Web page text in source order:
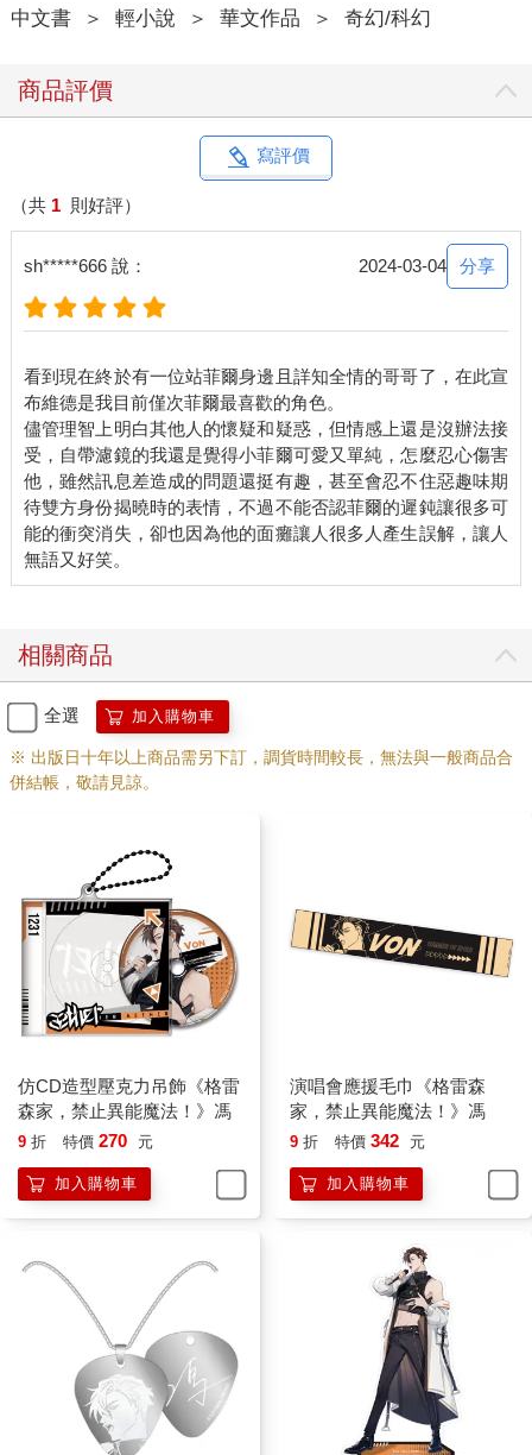
因此看到奧爾瑟亞痛苦的模樣，柏莎頓時急了。她一手扶著對
莎的拉扯下化成一條軟鞭，靈活地甩向身前的維德！
柏莎這一擊又快又準，完全沒有傷及站在二人之間的菲爾，軟鞭
作為體能弱雞，菲爾甚至看不清柏莎的動作，只見身邊閃過一道
伴隨破空之聲的殘影，直至維德閃避後他才反應過來，焦急地揮
手阻止：「你們別打了！」
可柏莎擔心奧爾瑟亞的狀況，在場人之中，會對她出手的就只有
維德了。柏莎不知道維德怎樣傷到奧爾瑟亞的，亦擔心現在滿臉
因此柏莎沒有停止進攻，她的想法很簡單，將維德的注意力引到
自己身上，要是能把人打倒或抓住就更好了。
擊過程中竟還帶有一絲彩帶舞的影子，動作間有種說不出的韻
律。
雖然柏莎身姿靈巧又迷人，但可怕的破空聲、地面被抽打出來的
凹陷痕跡，都顯示出這鞭子的可怕。要是被不知何種材質製成的
軟鞭抽中，只怕不僅皮開肉綻，連骨頭也能夠打斷！
最恐怖的是，軟鞭舞動的軌跡忽快忽慢、難以捉摸，完全違反正
常的物理學，牛頓的棺材板都要壓不住了！
這是柏莎異能的效果，只要是她觸及的物件，便能暫停、倒退、
與偽裝成普通人的馮他們不同，柏莎的異能者身分是公開的。只
彎湯匙。
畢竟她的興趣是體操，偶爾會參加一些體操比賽。異能者的體能
比普通人強悍，要是她去參加普通人級別的比賽，那對其他選手
太不公平了。
像是平空移動鞭子，與她申報的異能非常類似。
菲爾雖然不是柏莎所以為的普通人，可法師的動態視力與普通人
沒有區別。以他連軟鞭的軌跡也看不清楚、完全不知鞭子到底要
打哪的情況，想要阻止戰鬥根本無從出手。
菲爾心很累。他覺得自己就像在男一、男二之間阻擋的八點檔偶
像劇女主，只能盡力擋在二人之間，徒勞無功地大喊：「你們別
打了，有話好好說！」
維德情緒本就失控，此時也被柏莎打出了火氣，竟從腰間摸出一
這把手槍與機車一樣都是從幫派奪來的物品，身為真正能夠以念
力移物的異能者，即使是一片落葉，在他的操控下都有著不弱的
攻擊力，更別說能奪人性命的子彈了。
在怨氣影響下，維德的怒火淹沒了理智。柏莎只是想抓住並教訓
對方一頓，可維德卻是真的生出了殺心！
見維德掏出手槍，菲爾眉頭緊皺，立即察覺到要出事了！
他顧不得這麼多，滿心只想阻止對方做傻事，便直接撲了過去。
所有人都猜不到菲爾會突然做出這麼瘋狂的舉動，格雷森家的眾
人因為菲爾的輕率嚇得心頭狂跳，柏莎則是連忙把甩向菲爾背部
的軟鞭撤回。
至於維德⋯⋯對於由始至終都在維護自己的菲爾，即使情緒失
控，他潛意識仍把對方歸為無害，動作遲滯了片刻便被菲爾一把
不管不顧地成功攔腰抱到人後，菲爾立刻發動手上的魔法飾物。
中文書 ＞ 輕小說 ＞ 華文作品 ＞ 奇幻/科幻
商品評價
寫評價
（共 1 則好評）
sh*****666 說： 2024-03-04 分享
看到現在終於有一位站菲爾身邊且詳知全情的哥哥了，在此宣
布維德是我目前僅次菲爾最喜歡的角色。
儘管理智上明白其他人的懷疑和疑惑，但情感上還是沒辦法接
受，自帶濾鏡的我還是覺得小菲爾可愛又單純，怎麼忍心傷害
他，雖然訊息差造成的問題還挺有趣，甚至會忍不住惡趣味期
待雙方身份揭曉時的表情，不過不能否認菲爾的遲鈍讓很多可
能的衝突消失，卻也因為他的面癱讓人很多人產生誤解，讓人
相關商品
全選 加入購物車
※ 出版日十年以上商品需另下訂，調貨時間較長，無法與一般商品合
併結帳，敬請見諒。
仿CD造型壓克力吊飾《格雷
森家，禁止異能魔法！》馮
9 折 特價 270 元
加入購物車
演唱會應援毛巾《格雷森
家，禁止異能魔法！》馮
9 折 特價 342 元
加入購物車